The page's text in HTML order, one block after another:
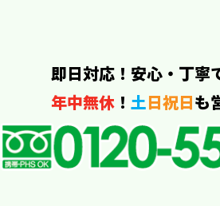
即日対応！安心・丁寧
年中無休 ！ 土日祝日も